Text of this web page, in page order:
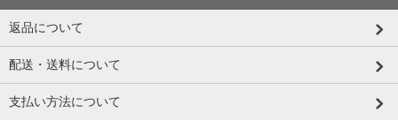
返品について
配送・送料について
支払い方法について